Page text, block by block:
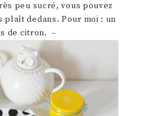
peu sucré, vous pouvez
plaît dedans. Pour moi : un
de citron. –